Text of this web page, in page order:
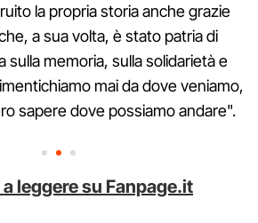
la propria storia anche grazie
a sua volta, è stato patria di
memoria, sulla solidarietà e
mai da dove veniamo,
sapere dove possiamo andare".
leggere su Fanpage.it